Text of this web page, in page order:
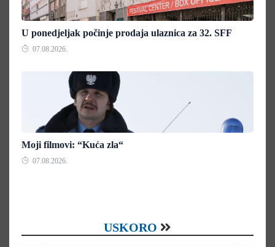
U ponedjeljak počinje prodaja ulaznica za 32. SFF
07.08.2026.
Moji filmovi: “Kuća zla“
07.08.2026.
USKORO